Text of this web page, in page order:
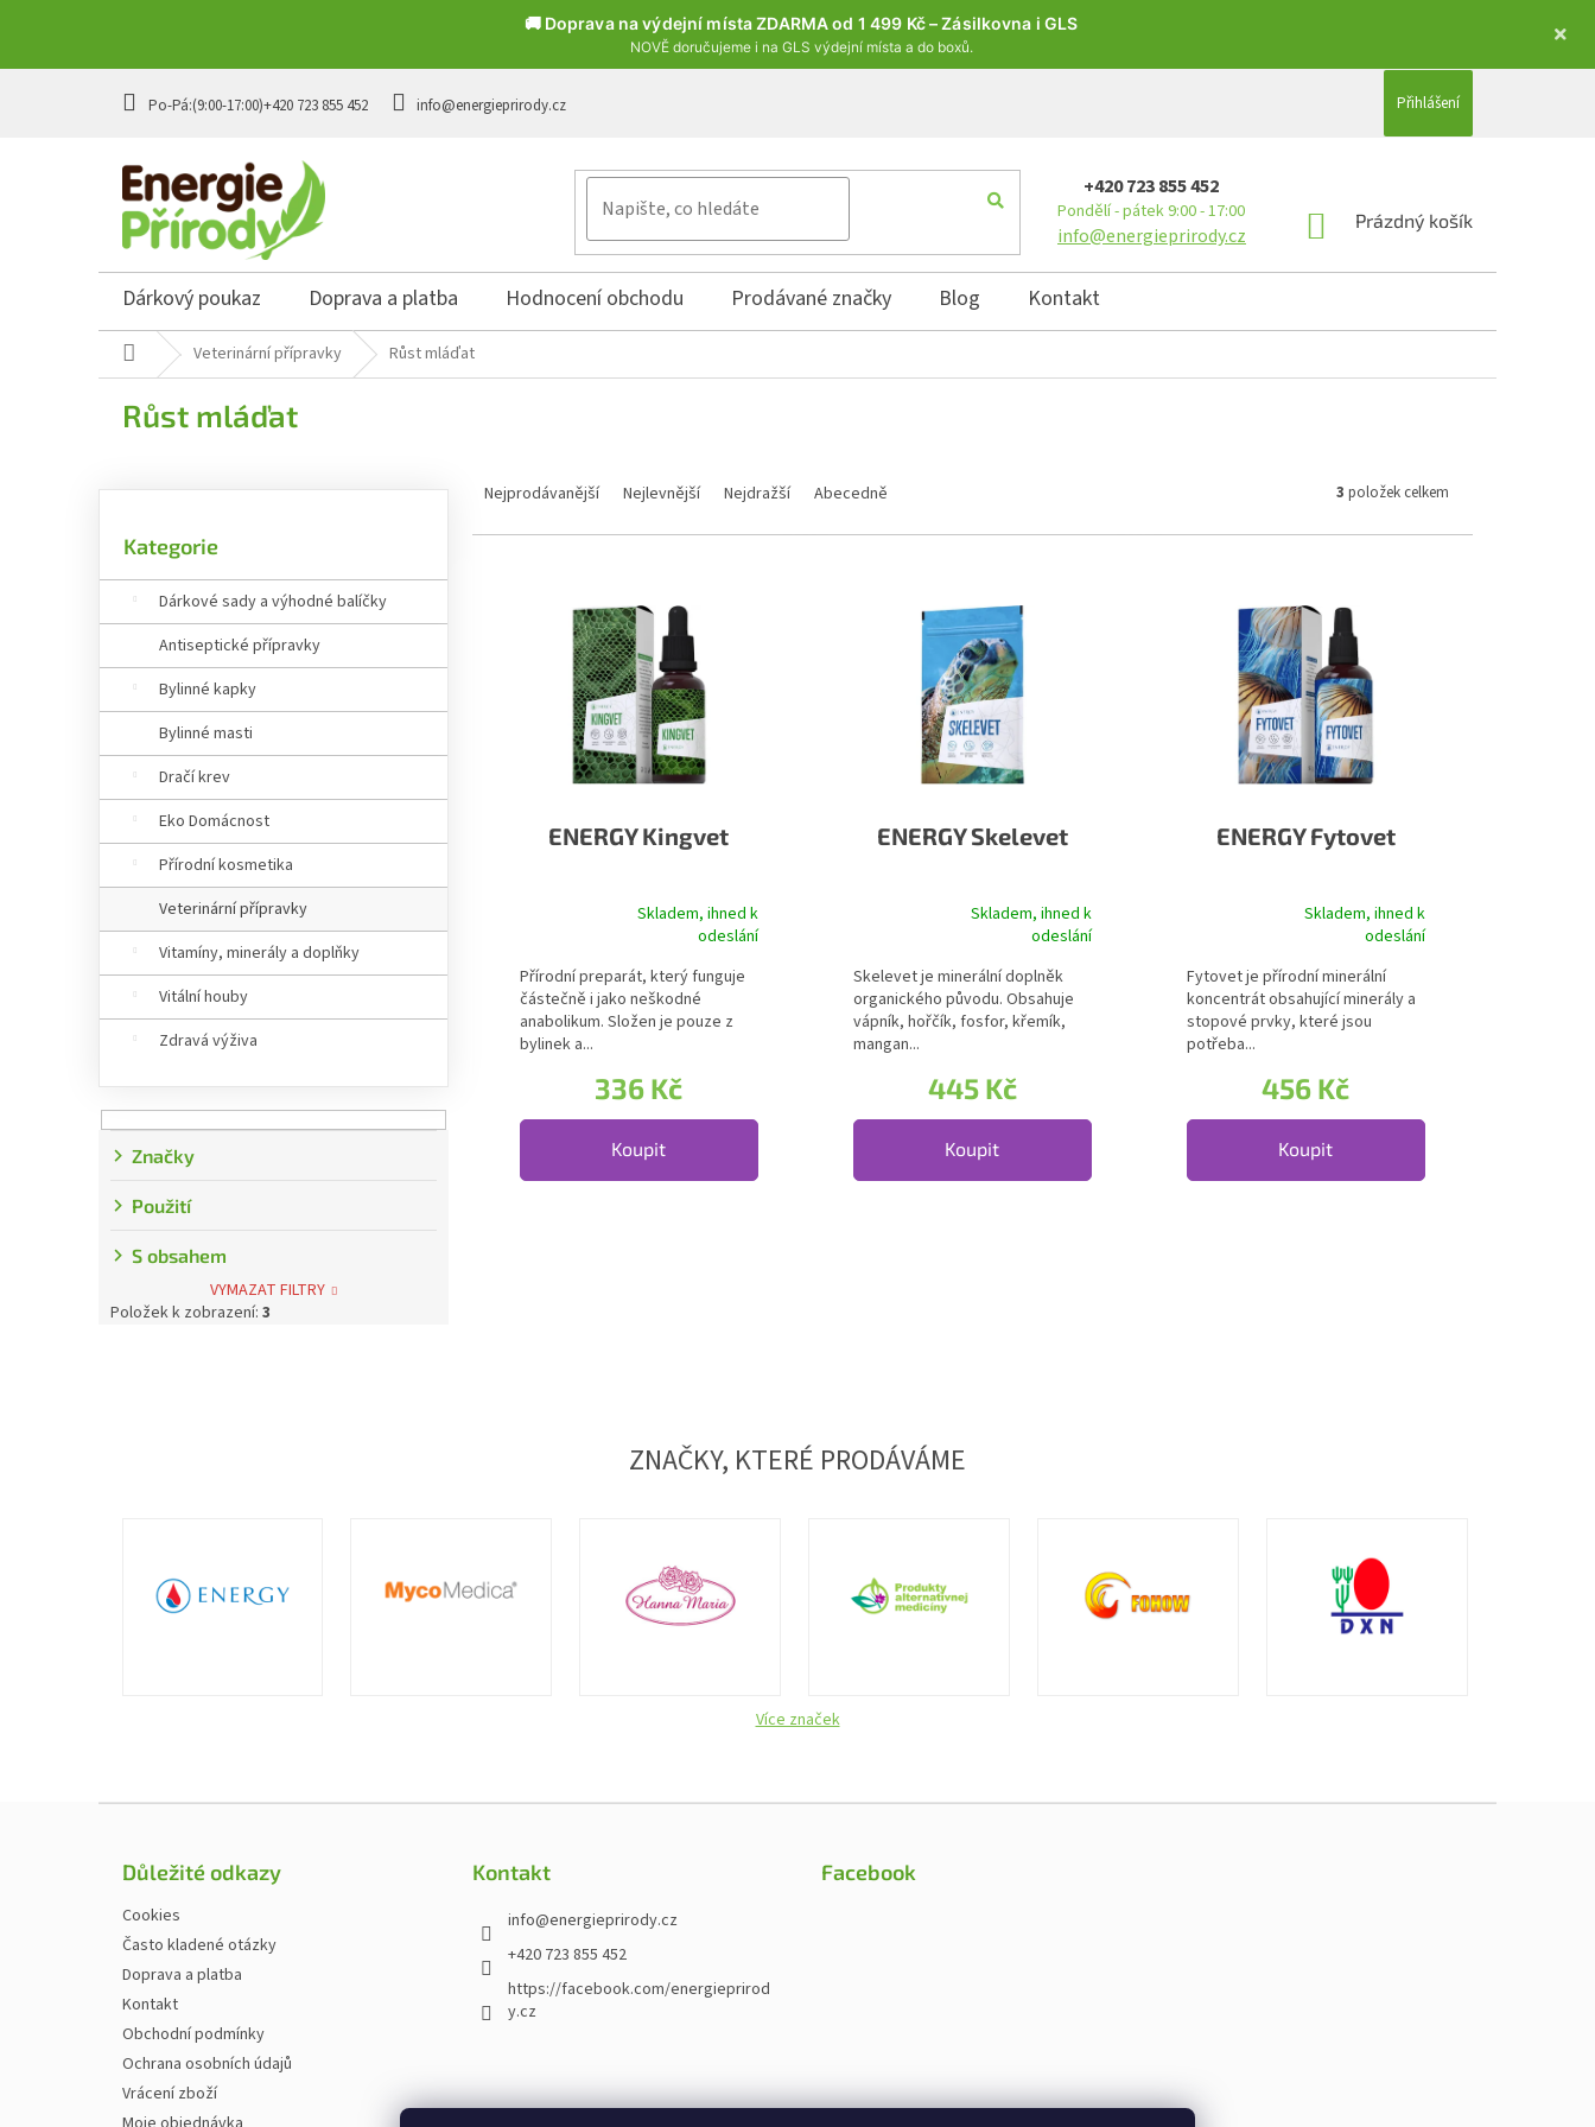
🚚 Doprava na výdejní místa ZDARMA od 1 499 Kč – Zásilkovna i GLS
NOVĚ doručujeme i na GLS výdejní místa a do boxů.
+420 723 855 452 info@energieprirody.cz Přihlášení
+420 723 855 452
Pondělí - pátek 9:00 - 17:00
info@energieprirody.cz
NÁKUPNÍ KOŠÍK
Prázdný košík
Dárkový poukaz Doprava a platba Hodnocení obchodu Prodávané značky Blog Kontakt
Domů Veterinární přípravky Růst mláďat
Růst mláďat
Kategorie
Dárkové sady a výhodné balíčky
Antiseptické přípravky
Bylinné kapky
Bylinné masti
Dračí krev
Eko Domácnost
Přírodní kosmetika
Veterinární přípravky
Vitamíny, minerály a doplňky
Vitální houby
Zdravá výživa
Značky
Použití
S obsahem
VYMAZAT FILTRY
Položek k zobrazení: 3
Nejprodávanější Nejlevnější Nejdražší Abecedně 3 položek celkem
ENERGY Kingvet
Průměrné hodnocení produktu je 5,0 z 5 hvězdiček.
Skladem, ihned k
odeslání
336 Kč
Koupit
Přírodní preparát, který funguje
částečně i jako neškodné
anabolikum. Složen je pouze z
bylinek a...
ENERGY Skelevet
Průměrné hodnocení produktu je 4,4 z 5 hvězdiček.
Skladem, ihned k
odeslání
445 Kč
Koupit
Skelevet je minerální doplněk
organického původu. Obsahuje
vápník, hořčík, fosfor, křemík,
mangan...
ENERGY Fytovet
Průměrné hodnocení produktu je 5,0 z 5 hvězdiček.
Skladem, ihned k
odeslání
456 Kč
Koupit
Fytovet je přírodní minerální
koncentrát obsahující minerály a
stopové prvky, které jsou
potřeba...
ZNAČKY, KTERÉ PRODÁVÁME
Více značek
Důležité odkazy
Cookies
Často kladené otázky
Doprava a platba
Kontakt
Obchodní podmínky
Ochrana osobních údajů
Vrácení zboží
Kontakt
info@energieprirody.cz
+420 723 855 452
https://facebook.com/energieprirod
y.cz
Facebook